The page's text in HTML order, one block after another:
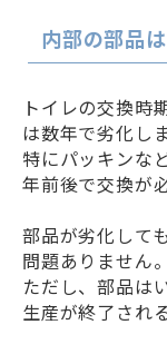
内部の部品
トイレの交換時
は数年で劣化しま
特にパッキンな
年前後で交換が
部品が劣化して
問題ありません。
ただし、部品は
生産が終了され